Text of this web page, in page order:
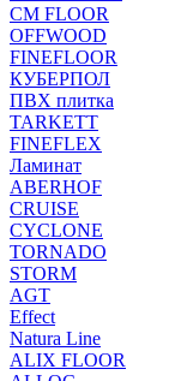
CM FLOOR
OFFWOOD
FINEFLOOR
КУБЕРПОЛ
ПВХ плитка
TARKETT
FINEFLEX
Ламинат
ABERHOF
CRUISE
CYCLONE
TORNADO
STORM
AGT
Effect
Natura Line
ALIX FLOOR